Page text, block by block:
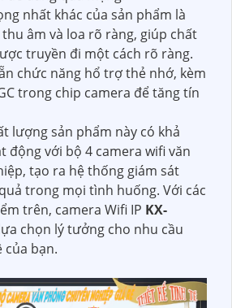
nhất khác của sản phẩm là
âm và loa rõ ràng, giúp chất
truyền đi một cách rõ ràng.
chức năng hổ trợ thẻ nhớ, kèm
trong chip camera để tăng tín
lượng sản phẩm này có khả
động với bộ 4 camera wifi văn
tạo ra hệ thống giám sát
trong mọi tình huống. Với các
trên, camera Wifi IP KX-
chọn lý tưởng cho nhu cầu
của bạn.